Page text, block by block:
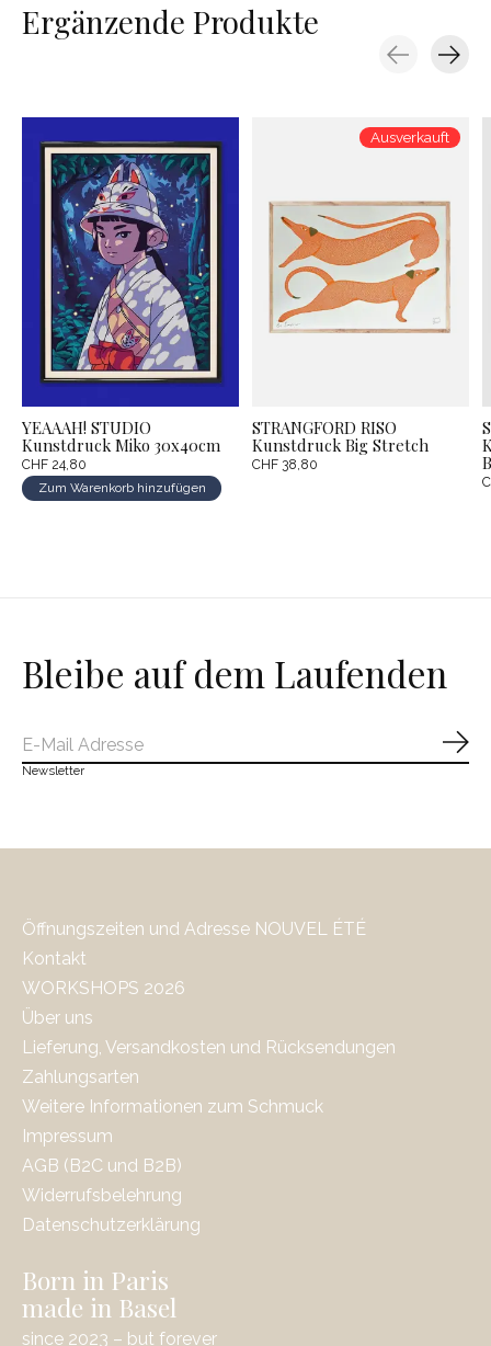
Ergänzende Produkte
YEAAAH! STUDIO
Kunstdruck Miko 30x40cm
CHF 24,80
Zum Warenkorb hinzufügen
Ausverkauft
STRANGFORD RISO
Kunstdruck Big Stretch
CHF 38,80
Bleibe auf dem Laufenden
Newsletter
Öffnungszeiten und Adresse NOUVEL ÉTÉ
Kontakt
WORKSHOPS 2026
Über uns
Lieferung, Versandkosten und Rücksendungen
Zahlungsarten
Weitere Informationen zum Schmuck
Impressum
AGB (B2C und B2B)
Widerrufsbelehrung
Datenschutzerklärung
Born in Paris
made in Basel
since 2023 – but forever